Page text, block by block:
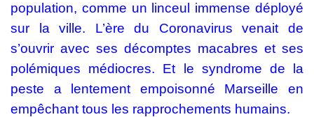
population, comme un linceul immense déployé
sur la ville. L’ère du Coronavirus venait de
s’ouvrir avec ses décomptes macabres et ses
polémiques médiocres. Et le syndrome de la
peste a lentement empoisonné Marseille en
empêchant tous les rapprochements humains.